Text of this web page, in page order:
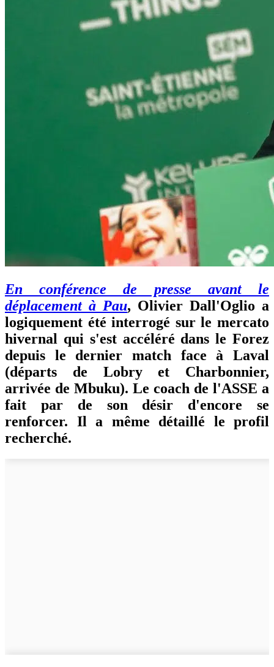
En conférence de presse avant le
déplacement à Pau, Olivier Dall'Oglio a
logiquement été interrogé sur le mercato
hivernal qui s'est accéléré dans le Forez
depuis le dernier match face à Laval
(départs de Lobry et Charbonnier,
arrivée de Mbuku). Le coach de l'ASSE a
fait par de son désir d'encore se
renforcer. Il a même détaillé le profil
recherché.